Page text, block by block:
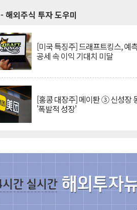
- 해외주식 투자 도우미
[미국 특징주] 드래프트킹스, 예
공세 속 이익 기대치 미달
[홍콩 대장주] 메이퇀 ③ 신성장
'폭발적 성장'